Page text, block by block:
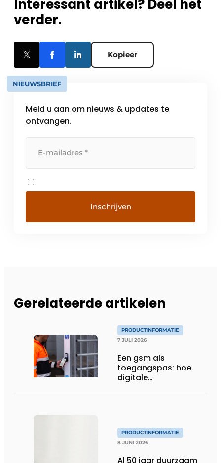
Interessant artikel? Deel het
verder.
Kopieer
NIEUWSBRIEF
Meld u aan om nieuws & updates te
ontvangen.
Gerelateerde artikelen
PRODUCTINFORMATIE
7 JULI 2026
Een gsm als
toegangspas: hoe
digitale
PRODUCTINFORMATIE
8 JUNI 2026
Al 50 jaar duurzaam